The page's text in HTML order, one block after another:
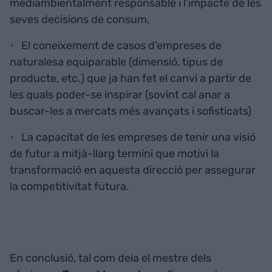
mediambientalment responsable i l’impacte de les
seves decisions de consum,
El coneixement de casos d’empreses de
naturalesa equiparable (dimensió, tipus de
producte, etc.) que ja han fet el canvi a partir de
les quals poder-se inspirar (sovint cal anar a
buscar-les a mercats més avançats i sofisticats)
La capacitat de les empreses de tenir una visió
de futur a mitjà-llarg termini que motivi la
transformació en aquesta direcció per assegurar
la competitivitat futura.
En conclusió, tal com deia el mestre dels